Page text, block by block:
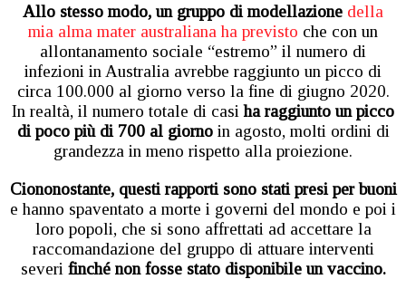
Allo stesso modo, un gruppo di modellazione della
mia alma mater australiana ha previsto che con un
allontanamento sociale “estremo” il numero di
infezioni in Australia avrebbe raggiunto un picco di
circa 100.000 al giorno verso la fine di giugno 2020.
In realtà, il numero totale di casi ha raggiunto un picco
di poco più di 700 al giornoin agosto, molti ordini di
grandezza in meno rispetto alla proiezione.
Ciononostante, questi rapporti sono stati presi per buoni
e hanno spaventato a morte i governi del mondo e poi i
loro popoli, che si sono affrettati ad accettare la
raccomandazione del gruppo di attuare interventi
severi finché non fosse stato disponibile un vaccino.